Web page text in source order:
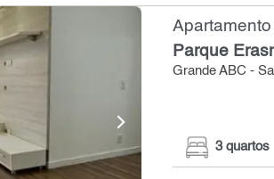
Parque
Grande ABC -
3 quartos